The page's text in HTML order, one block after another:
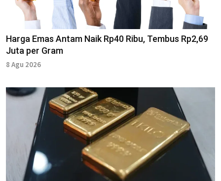
Harga Emas Antam Naik Rp40 Ribu, Tembus Rp2,69
Juta per Gram
8 Agu 2026